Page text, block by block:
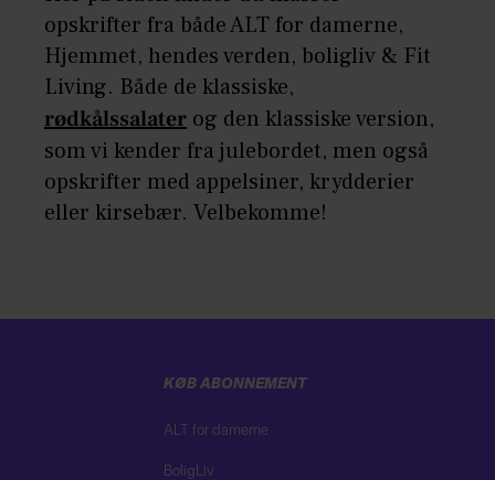
opskrifter fra både ALT for damerne,
Hjemmet, hendes verden, boligliv & Fit
Living. Både de klassiske,
rødkålssalater og den klassiske version,
som vi kender fra julebordet, men også
opskrifter med appelsiner, krydderier
eller kirsebær. Velbekomme!
KØB ABONNEMENT
ALT for damerne
BoligLiv